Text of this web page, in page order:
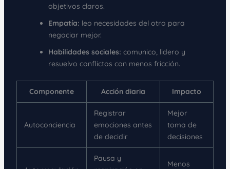
objetivos claros.
Empatía: leo necesidades del otro para
negociar mejor.
Habilidades sociales: comunico, lidero y
resuelvo conflictos con menos fricción.
Componente Acción diaria Impacto
Autoconciencia
Registrar
emociones antes
de decidir
Mejor
toma de
decisiones
Pausa y
Menos